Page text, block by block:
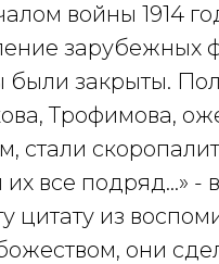
войны 1914
зарубежных
закрыты.
Трофимова,
стали
все подряд…» -
цитату из
они